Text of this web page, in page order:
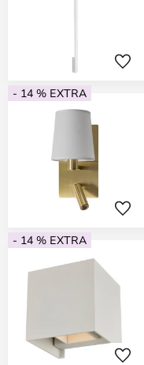
- 14 % EXTRA
- 14 % EXTRA